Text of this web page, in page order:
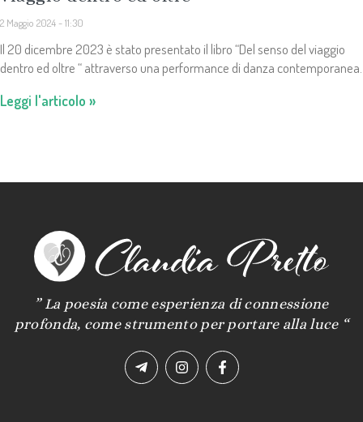
2 Maggio 2024 11:30
Il 20 dicembre 2023 è stato presentato il libro “Del senso del viaggio
dentro ed oltre “ attraverso una performance di danza contemporanea.
Leggi l'articolo »
” La poesia come esperienza di connessione
profonda, come strumento per portare alla luce “